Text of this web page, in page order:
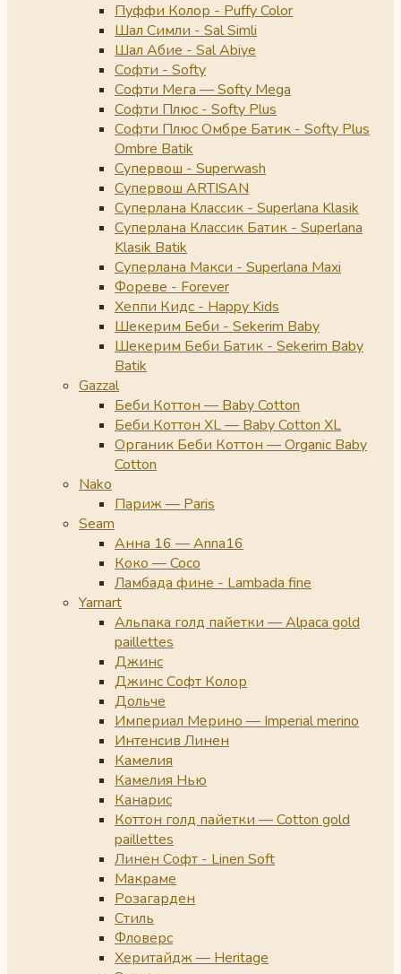
Пуффи Колор - Puffy Color
Шал Симли - Sal Simli
Шал Абие - Sal Abiye
Софти - Softy
Софти Мега — Softy Mega
Софти Плюс - Softy Plus
Софти Плюс Омбре Батик - Softy Plus
Ombre Batik
Супервош - Superwash
Супервош ARTISAN
Суперлана Классик - Superlana Klasik
Суперлана Классик Батик - Superlana
Klasik Batik
Суперлана Макси - Superlana Maxi
Фореве - Forever
Хеппи Кидс - Happy Kids
Шекерим Беби - Sekerim Baby
Шекерим Беби Батик - Sekerim Baby
Batik
Gazzal
Беби Коттон — Baby Cotton
Беби Коттон XL — Baby Cotton XL
Органик Беби Коттон — Organic Baby
Cotton
Nako
Париж — Paris
Seam
Анна 16 — Anna16
Коко — Coco
Ламбада фине - Lambada fine
Yarnart
Альпака голд пайетки — Alpaca gold
paillettes
Джинс
Джинс Софт Колор
Дольче
Империал Мерино — Imperial merino
Интенсив Линен
Камелия
Камелия Нью
Канарис
Коттон голд пайетки — Cotton gold
paillettes
Линен Софт - Linen Soft
Макраме
Розагарден
Стиль
Фловерс
Херитайдж — Heritage